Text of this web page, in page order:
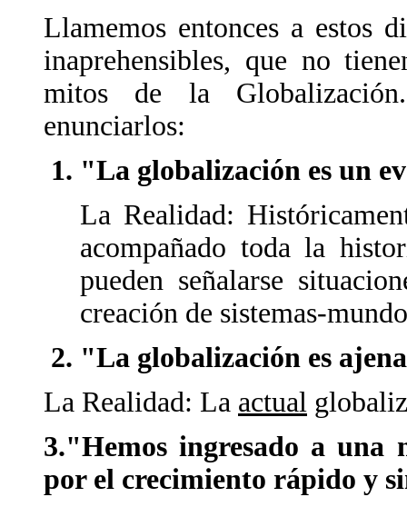
Llamemos entonces a estos
inaprehensibles, que no
mitos de la
enunciarlos:
"La globalización es un
La Realidad:
acompañado toda la
pueden señalarse
creación de sistemas-
"La globalización es
La Realidad: La actual
3."Hemos ingresado a una
por el crecimiento rápido y